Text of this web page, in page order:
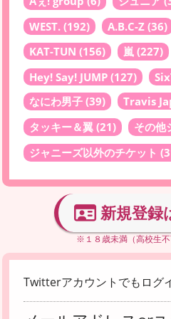
WEST. (192) A.B.C-Z (36)
KAT-TUN (156) 嵐 (227)
Hey! Say! JUMP (127)
なにわ男子 (39) Travis
タッキー＆翼 (21) その他
ジャニーズ以外のチケット
新規登録
※１８歳未満（高校生
Twitterアカウントでもログ